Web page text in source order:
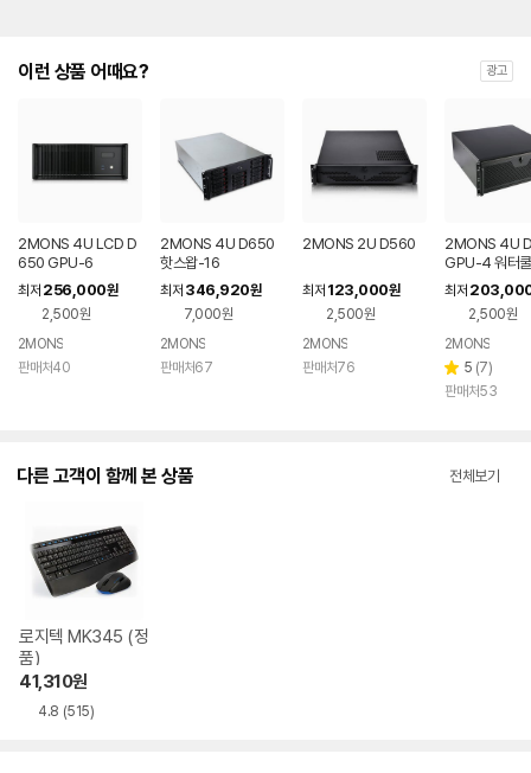
이런 상품 어때요? 광고
2MONS 4U LCD D
650 GPU-6
최저 256,000원
2,500원
2MONS
판매처40
2MONS 4U D650
핫스왑-16
최저 346,920원
7,000원
2MONS
판매처67
2MONS 2U D560
최저 123,000원
2,500원
2MONS
판매처76
2MONS 4U
GPU-4 워터쿨
최저
2,500원
2MONS
별
점
5 리
뷰
(7)
판매처53
다른 고객이 함께 본 상품 전체보기
로지텍 MK345 (정
품)
41,310원
4.8 (515)